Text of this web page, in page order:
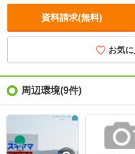
資料請求(無料)
お気
周辺環境(9件)